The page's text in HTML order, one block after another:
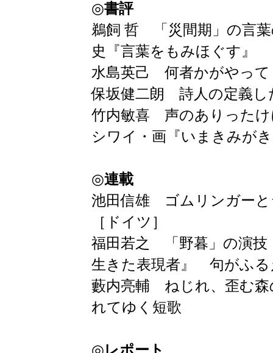
◎書評
鵜飼 哲 「災間期」の言
史『言葉をもみほぐす』
水島英己 何者かがやっ
保坂健二朗 詩人の定義
竹内敏喜 声のありった
シワイ・画『いまきみが
◎連載
池田信雄 ゴムリンガー
［ドイツ］
福田若之 「野暮」の演
生きた表現者』 句がふる
藪内亮輔 ねじれ、歪む
れてゆく短歌